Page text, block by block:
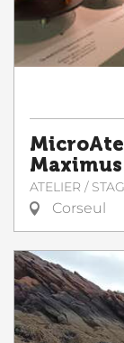
Maximus
ATELIER /
Corseul